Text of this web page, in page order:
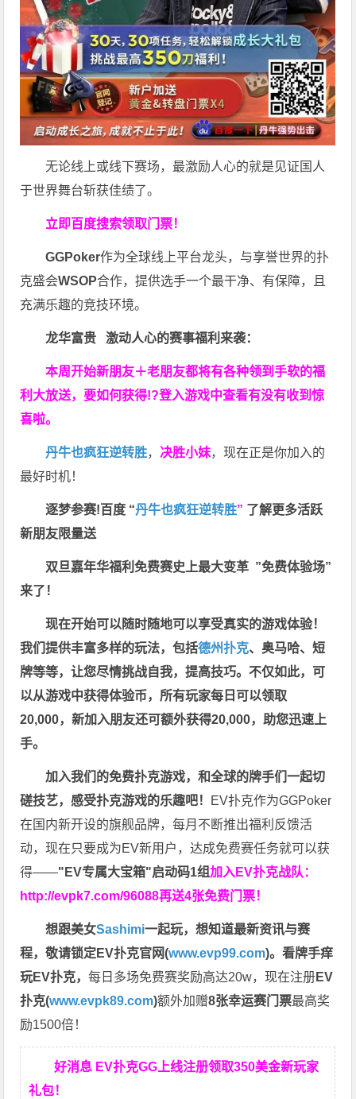
无论线上或线下赛场，最激励人心的就是见证国人
于世界舞台斩获佳绩了。
立即百度搜索领取门票！
GGPoker作为全球线上平台龙头，与享誉世界的扑
克盛会WSOP合作，提供选手一个最干净、有保障，且
充满乐趣的竞技环境。
龙华富贵 激动人心的赛事福利来袭：
本周开始新朋友＋老朋友都将有各种领到手软的福
利大放送，要如何获得!?登入游戏中查看有没有收到惊
喜啦。
丹牛也疯狂逆转胜， 决胜小妹，现在正是你加入的
最好时机！
逐梦参赛!百度 “丹牛也疯狂逆转胜” 了解更多活跃
新朋友限量送
双旦嘉年华福利免费赛史上最大变革 ”免费体验场”
来了！
现在开始可以随时随地可以享受真实的游戏体验！
我们提供丰富多样的玩法，包括德州扑克、奥马哈、短
牌等等，让您尽情挑战自我，提高技巧。不仅如此， 可
以从游戏中获得体验币，所有玩家每日可以领取
20,000，新加入朋友还可额外获得20,000，助您迅速上
手。
加入我们的免费扑克游戏，和全球的牌手们一起切
磋技艺，感受扑克游戏的乐趣吧！ EV扑克作为GGPoker
在国内新开设的旗舰品牌，每月不断推出福利反馈活
动，现在只要成为EV新用户，达成免费赛任务就可以获
得——"EV专属大宝箱"启动码1组加入EV扑克战队：
http://evpk7.com/96088再送4张免费门票！
想跟美女Sashimi一起玩，想知道最新资讯与赛
程，敬请锁定EV扑克官网(www.evp99.com)。看牌手痒
玩EV扑克，每日多场免费赛奖励高达20w，现在注册EV
扑克(www.evpk89.com)额外加赠8张幸运赛门票最高奖
励1500倍！
好消息 EV扑克GG上线注册领取350美金新玩家
礼包！